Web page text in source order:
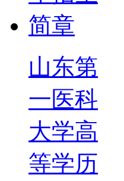
山东第
一医科
大学高
等学历